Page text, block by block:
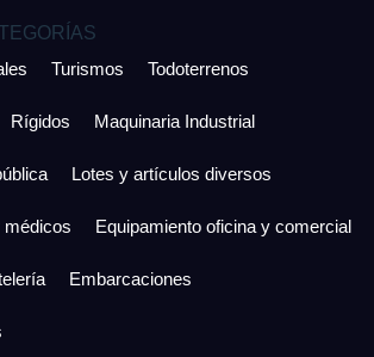
Turismos Todoterrenos
Rígidos Maquinaria Industrial
Lotes y artículos diversos
médicos Equipamiento oficina y comercial
Embarcaciones